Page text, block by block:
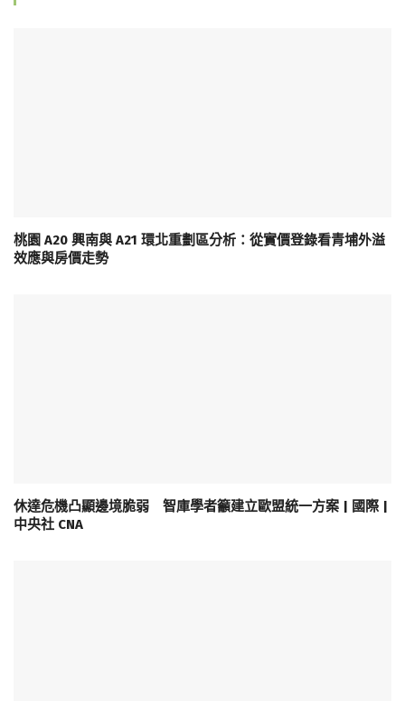
桃園 A20 興南與 A21 環北重劃區分析：從實價登錄看青埔外溢
效應與房價走勢
休達危機凸顯邊境脆弱 智庫學者籲建立歐盟統一方案 | 國際 |
中央社 CNA